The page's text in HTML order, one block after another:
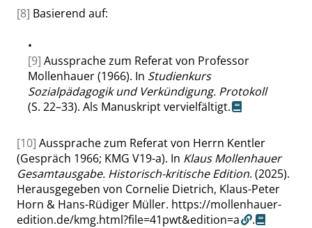
[8] Basierend auf:
•
[9] Aussprache zum Referat von Professor
Mollenhauer (1966). In Studienkurs
Sozialpädagogik und Verkündigung. Protokoll
(S. 22–33). Als Manuskript vervielfältigt.
[10] Aussprache zum Referat von Herrn Kentler
(Gespräch 1966; KMG V19-a). In Klaus Mollenhauer
Gesamtausgabe. Historisch-kritische Edition. (2025).
Herausgegeben von Cornelie Dietrich, Klaus-Peter
Horn & Hans-Rüdiger Müller. https://mollenhauer-
edition.de/kmg.html?file=41pwt&edition=a
.